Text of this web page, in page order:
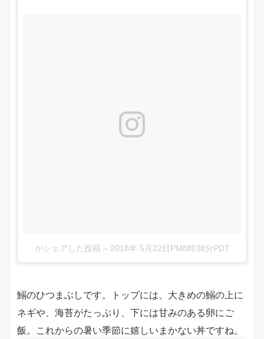
がシェアした投稿 – 2018年 5月22日PM8時38分PDT
鰯のひつまぶしです。トップには、大きめの鰯の上に
ネギや、海苔がたっぷり、下には甘みのある卵にご
飯。これからの暑い季節に嬉しいまかない丼ですね。